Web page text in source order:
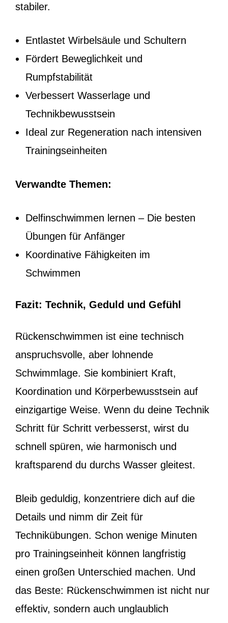
stabiler.
Entlastet Wirbelsäule und Schultern
Fördert Beweglichkeit und
Rumpfstabilität
Verbessert Wasserlage und
Technikbewusstsein
Ideal zur Regeneration nach intensiven
Trainingseinheiten
Verwandte Themen:
Delfinschwimmen lernen – Die besten
Übungen für Anfänger
Koordinative Fähigkeiten im
Schwimmen
Fazit: Technik, Geduld und Gefühl
Rückenschwimmen ist eine technisch
anspruchsvolle, aber lohnende
Schwimmlage. Sie kombiniert Kraft,
Koordination und Körperbewusstsein auf
einzigartige Weise. Wenn du deine Technik
Schritt für Schritt verbesserst, wirst du
schnell spüren, wie harmonisch und
kraftsparend du durchs Wasser gleitest.
Bleib geduldig, konzentriere dich auf die
Details und nimm dir Zeit für
Technikübungen. Schon wenige Minuten
pro Trainingseinheit können langfristig
einen großen Unterschied machen. Und
das Beste: Rückenschwimmen ist nicht nur
effektiv, sondern auch unglaublich